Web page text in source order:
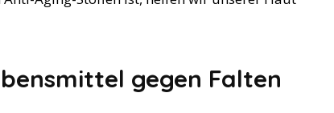
gegen Falten